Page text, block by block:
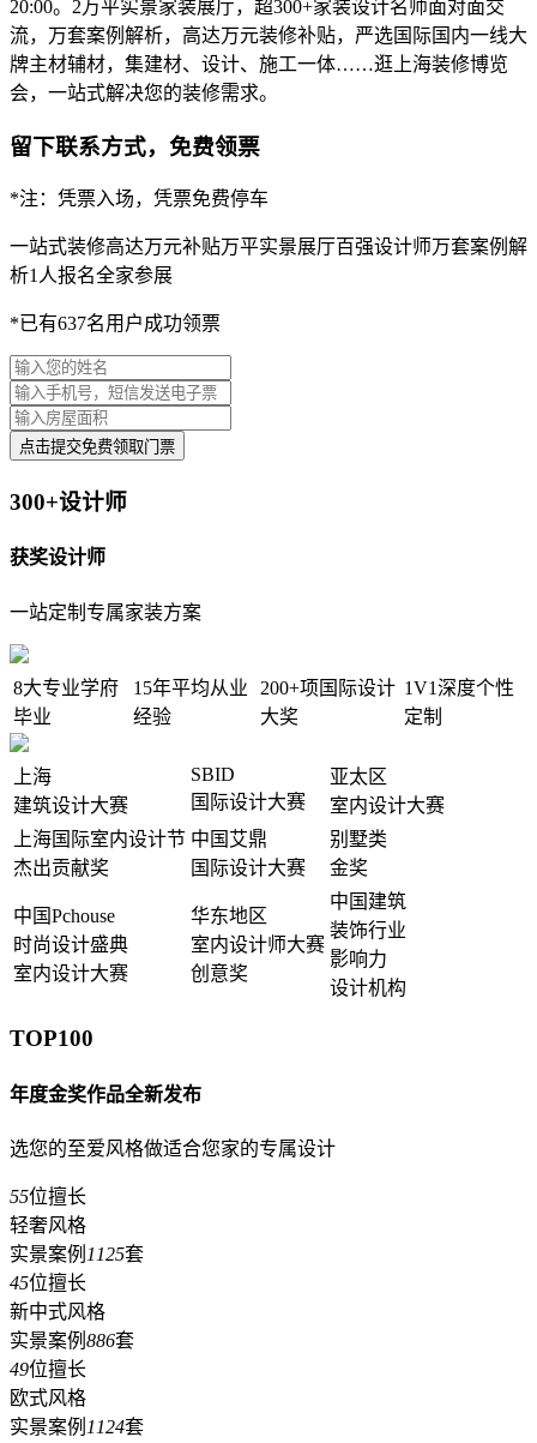
20:00。2万平实景家装展厅，超300+家装设计名师面对面交
流，万套案例解析，高达万元装修补贴，严选国际国内一线大
牌主材辅材，集建材、设计、施工一体……逛上海装修博览
会，一站式解决您的装修需求。
留下联系方式，免费领票
*注：凭票入场，凭票免费停车
一站式装修高达万元补贴万平实景展厅百强设计师万套案例解
析1人报名全家参展
*已有637名用户成功领票
点击提交免费领取门票
300+设计师
获奖设计师
一站定制专属家装方案
8大专业学府
毕业
15年平均从业
经验
200+项 国际设计
大奖
1V1深度个性
定制
上海
建筑设计大赛
SBID
国际设计大赛
亚太区
室内设计大赛
上海国际室内设计节
杰出贡献奖
中国艾鼎
国际设计大赛
别墅类
金奖
中国Pchouse
时尚设计盛典
室内设计大赛
华东地区
室内设计师大赛
创意奖
中国建筑
装饰行业
影响力
设计机构
TOP100
年度金奖作品全新发布
选您的至爱风格做适合您家的专属设计
55位擅长
轻奢风格
实景案例 1125套
45位擅长
新中式风格
实景案例 886套
49位擅长
欧式风格
实景案例 1124套